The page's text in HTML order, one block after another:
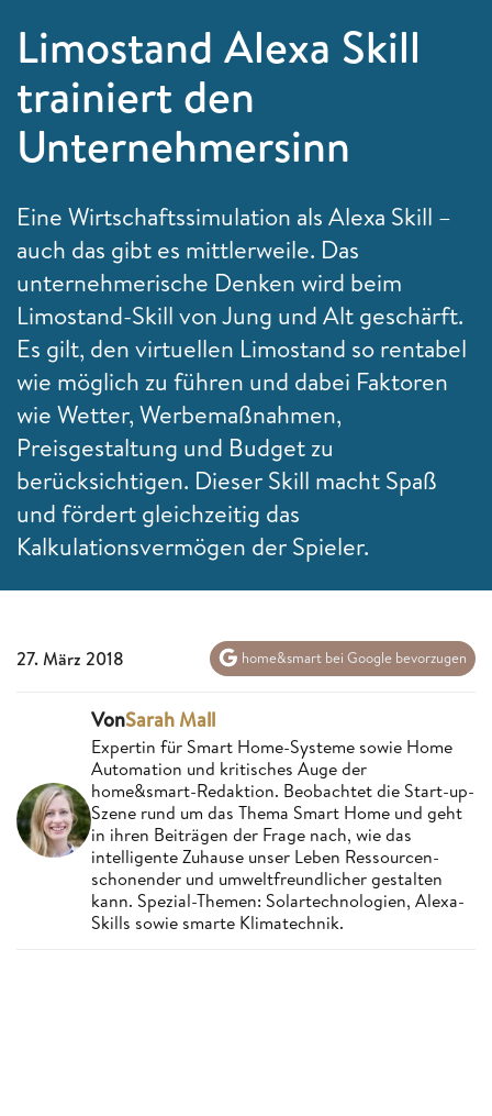
Limostand Alexa Skill
trainiert den
Unternehmersinn
Eine Wirtschaftssimulation als Alexa Skill –
auch das gibt es mittlerweile. Das
unternehmerische Denken wird beim
Limostand-Skill von Jung und Alt geschärft.
Es gilt, den virtuellen Limostand so rentabel
wie möglich zu führen und dabei Faktoren
wie Wetter, Werbemaßnahmen,
Preisgestaltung und Budget zu
berücksichtigen. Dieser Skill macht Spaß
und fördert gleichzeitig das
Kalkulationsvermögen der Spieler.
27. März 2018 home&smart bei Google bevorzugen
VonSarah Mall
Expertin für Smart Home-Systeme sowie Home
Automation und kritisches Auge der
home&smart-Redaktion. Beobachtet die Start-up-
Szene rund um das Thema Smart Home und geht
in ihren Beiträgen der Frage nach, wie das
intelligente Zuhause unser Leben Ressourcen-
schonender und umweltfreundlicher gestalten
kann. Spezial-Themen: Solartechnologien, Alexa-
Skills sowie smarte Klimatechnik.